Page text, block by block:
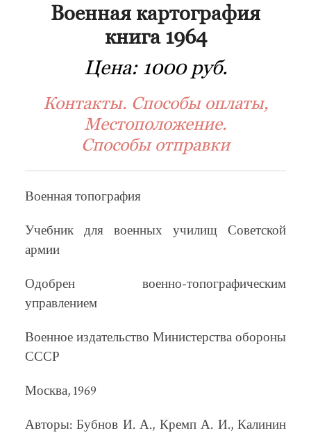
Военная картография
книга 1964
Цена: 1000 руб.
Контакты. Способы оплаты,
Местоположение.
Способы отправки
Военная топография
Учебник для военных училищ Советской
армии
Одобрен военно-топографическим
управлением
Военное издательство Министерства обороны
СССР
Москва, 1969
Авторы: Бубнов И. А., Кремп А. И., Калинин